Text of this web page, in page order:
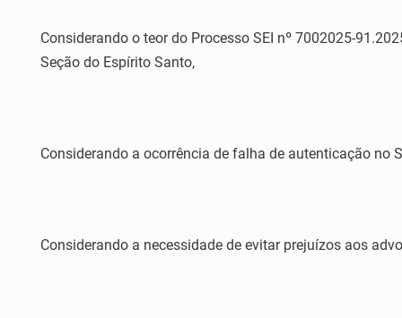
Considerando o teor do Processo SEI nº 7002025-
Seção do Espírito Santo,
Considerando a ocorrência de falha de autenticação no
Considerando a necessidade de evitar prejuízos aos